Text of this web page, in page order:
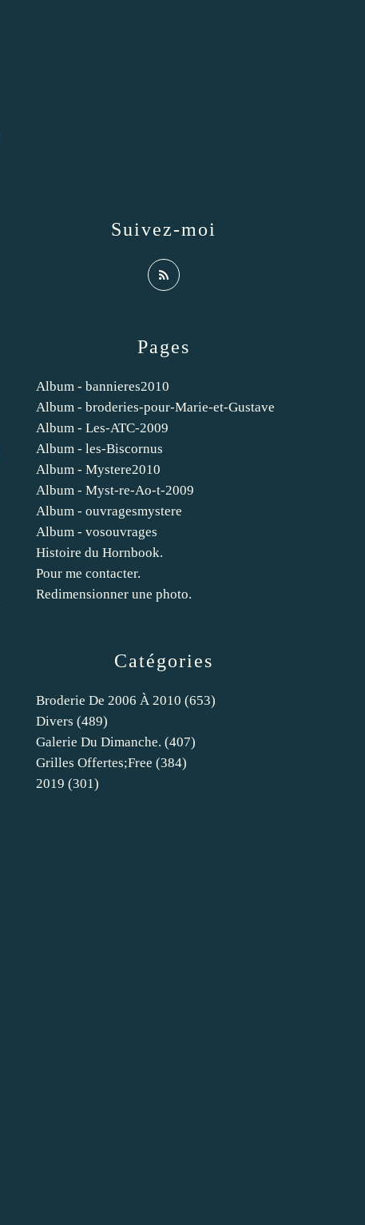
Catégories
Broderie De 2006 À 2010 (653)
Divers (489)
Galerie Du Dimanche. (407)
Grilles Offertes;free (384)
2019 (301)
Pages
Album - bannieres2010
Album - broderies-pour-Marie-et-Gustave
Album - Les-ATC-2009
Album - les-Biscornus
Album - Mystere2010
Album - Myst-re-Ao-t-2009
Album - ouvragesmystere
Album - vosouvrages
Histoire du Hornbook.
Pour me contacter.
Redimensionner une photo.
Suivez-moi